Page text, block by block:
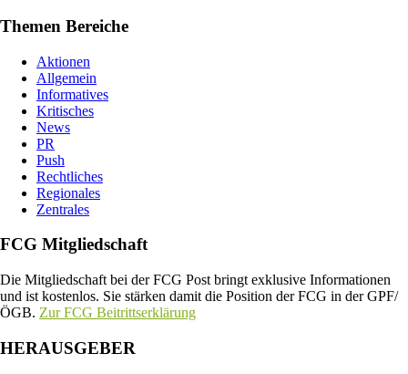
Themen Bereiche
Aktionen
Allgemein
Informatives
Kritisches
News
PR
Push
Rechtliches
Regionales
Zentrales
FCG Mitgliedschaft
Die Mitgliedschaft bei der FCG Post bringt exklusive Informationen
und ist kostenlos. Sie stärken damit die Position der FCG in der GPF/
ÖGB. Zur FCG Beitrittserklärung
HERAUSGEBER